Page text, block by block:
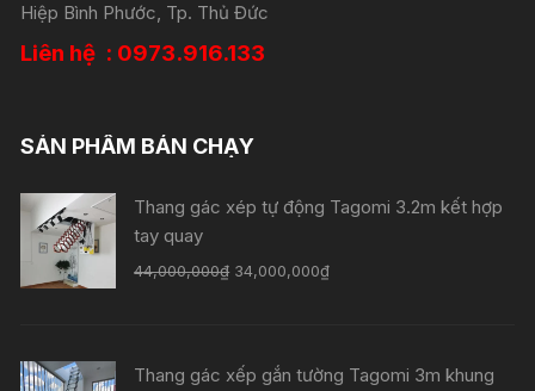
Hiệp Bình Phước, Tp. Thủ Đức
Liên hệ : 0973.916.133
SẢN PHẨM BÁN CHẠY
Thang gác xép tự động Tagomi 3.2m kết hợp
tay quay
44,000,000₫ 34,000,000₫
Thang gác xếp gắn tường Tagomi 3m khung